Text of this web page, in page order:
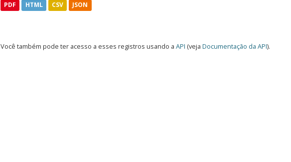
PDF HTML CSV JSON
Você também pode ter acesso a esses registros usando a API (veja Documentação da API).